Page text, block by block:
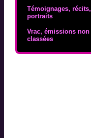
Témoignages, récits,
portraits
Vrac, émissions non
classées